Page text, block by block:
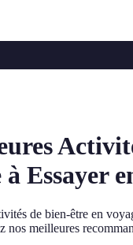
Essayer
de bien-être en
nos meilleures